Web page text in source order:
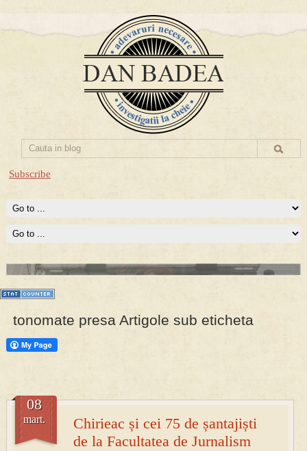
Subscribe
PRESA
Permise pentru vânătoarea de porci în costume, cu gulere albe
Prima mea carte publicata (Nemira)
Averea Presedintelui: prima lucrare despre controversatele
conturi secrete ale Securitatii.
tonomate presa Artigole sub eticheta
Chirieac și cei 75 de șantajiști
de la Facultatea de Jurnalism
08
mart.